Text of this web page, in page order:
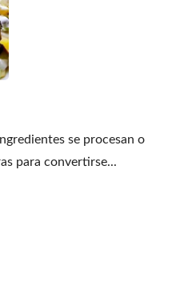
se procesan o
para convertirse...